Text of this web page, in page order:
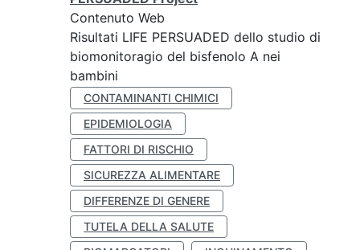
Contenuto Web
Risultati LIFE PERSUADED dello studio di
biomonitoragio del bisfenolo A nei
bambini
CONTAMINANTI CHIMICI
EPIDEMIOLOGIA
FATTORI DI RISCHIO
SICUREZZA ALIMENTARE
DIFFERENZE DI GENERE
TUTELA DELLA SALUTE